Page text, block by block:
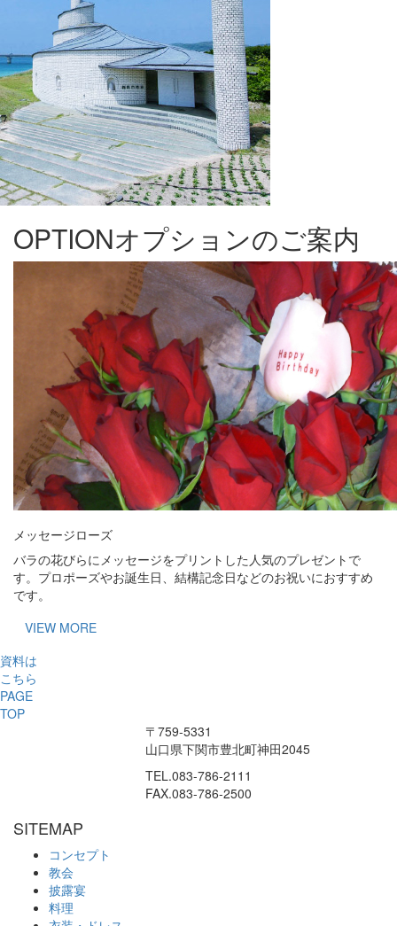
OPTIONオプションのご案内
メッセージローズ
バラの花びらにメッセージをプリントした人気のプレゼントで
す。プロポーズやお誕生日、結構記念日などのお祝いにおすすめ
です。
VIEW MORE
資料は
こちら
PAGE
TOP
〒759-5331
山口県下関市豊北町神田2045
TEL.083-786-2111
FAX.083-786-2500
SITEMAP
コンセプト
教会
披露宴
料理